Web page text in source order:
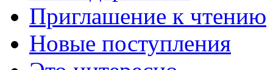
Приглашение к чтению
Новые поступления